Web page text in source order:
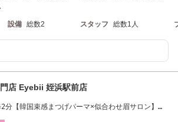
設備 総数2 スタッフ 総数1人
店 Eyebii 姪浜駅前店
分【韓国束感まつげパーマ×似合わせ眉サロン】耳